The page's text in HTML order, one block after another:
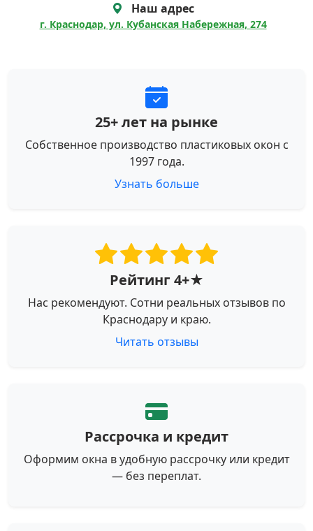
Наш адрес
г. Краснодар, ул. Кубанская Набережная, 274
25+ лет на рынке
Собственное производство пластиковых окон с
1997 года.
Узнать больше
Рейтинг 4+★
Нас рекомендуют. Сотни реальных отзывов по
Краснодару и краю.
Читать отзывы
Рассрочка и кредит
Оформим окна в удобную рассрочку или кредит
— без переплат.